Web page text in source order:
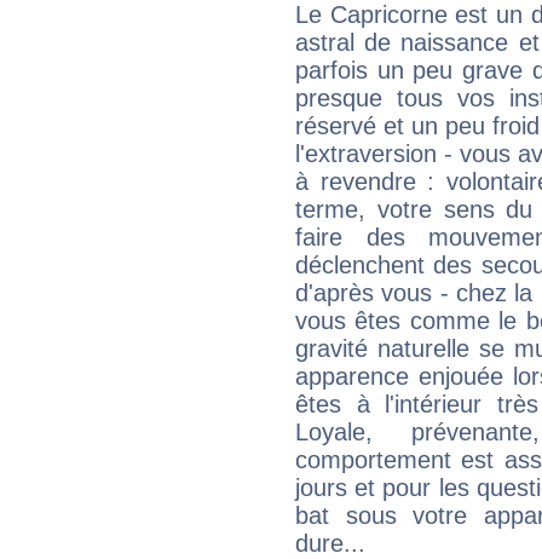
Le Capricorne est un
astral de naissance
parfois un peu grave
presque tous vos
réservé et un peu
l'extraversion - vous
à revendre :
terme, votre sens
faire des
déclenchent des
d'après vous - chez
vous êtes comme le
gravité naturelle se
apparence enjouée
êtes à l'intérieur
Loyale,
comportement est
jours et pour les
bat sous votre
dure...